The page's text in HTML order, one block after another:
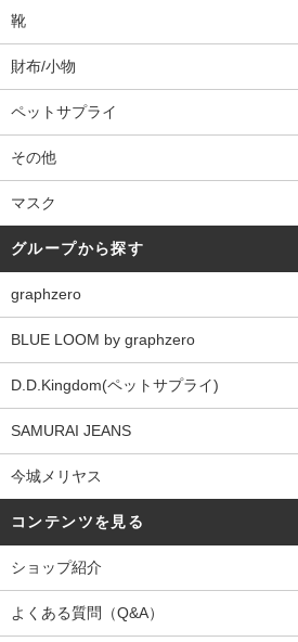
靴
財布/小物
ペットサプライ
その他
マスク
グループから探す
graphzero
BLUE LOOM by graphzero
D.D.Kingdom(ペットサプライ)
SAMURAI JEANS
今城メリヤス
コンテンツを見る
ショップ紹介
よくある質問（Q&A）